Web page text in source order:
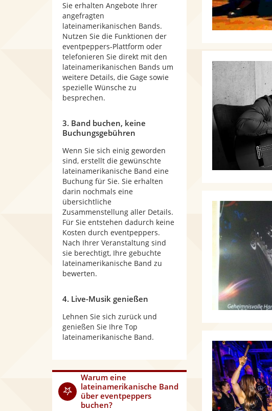
Sie erhalten Angebote Ihrer
angefragten
lateinamerikanischen Bands.
Nutzen Sie die Funktionen der
eventpeppers-Plattform oder
telefonieren Sie direkt mit den
lateinamerikanischen Bands um
weitere Details, die Gage sowie
spezielle Wünsche zu
besprechen.
3. Band buchen, keine
Buchungsgebühren
Wenn Sie sich einig geworden
sind, erstellt die gewünschte
lateinamerikanische Band eine
Buchung für Sie. Sie erhalten
darin nochmals eine
übersichtliche
Zusammenstellung aller Details.
Für Sie entstehen dadurch keine
Kosten durch eventpeppers.
Nach Ihrer Veranstaltung sind
sie berechtigt, Ihre gebuchte
lateinamerikanische Band zu
bewerten.
4. Live-Musik genießen
Lehnen Sie sich zurück und
genießen Sie Ihre Top
lateinamerikanische Band.
Warum eine
lateinamerikanische Band
über eventpeppers
buchen?